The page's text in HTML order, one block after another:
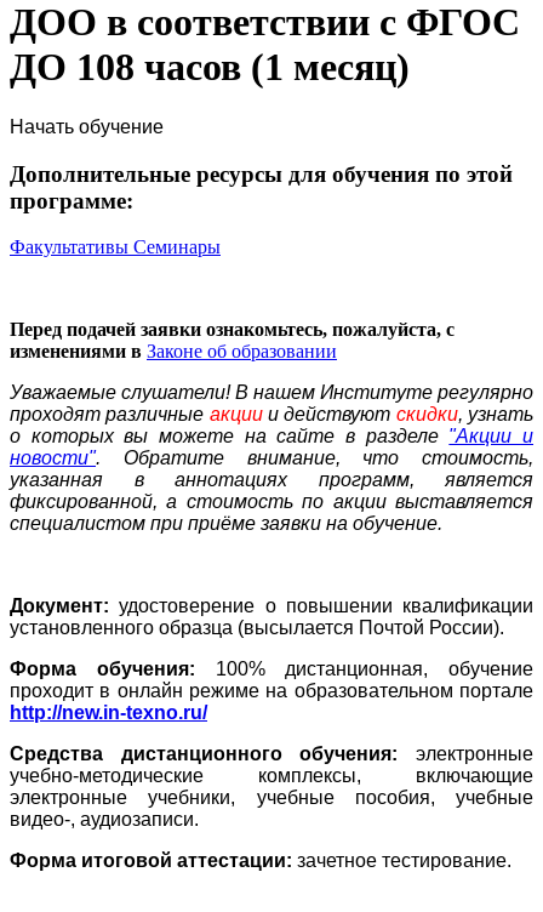
ДОО в соответствии с ФГОС
ДО 108 часов (1 месяц)
Начать обучение
Дополнительные ресурсы для обучения по этой
программе:
Факультативы Семинары
Перед подачей заявки ознакомьтесь, пожалуйста, с
изменениями в Законе об образовании
Уважаемые слушатели! В нашем Институте регулярно
проходят различные акциии действуют скидки, узнать
о которых вы можете на сайте в разделе "Акции и
новости". Обратите внимание, что стоимость,
указанная в аннотациях программ, является
фиксированной, а стоимость по акции выставляется
специалистом при приёме заявки на обучение.
Документ: удостоверение о повышении квалификации
установленного образца (высылается Почтой России).
Форма обучения: 100% дистанционная, обучение
проходит в онлайн режиме на образовательном портале
http://new.in-texno.ru/
Средства дистанционного обучения: электронные
учебно-методические комплексы, включающие
электронные учебники, учебные пособия, учебные
видео-, аудиозаписи.
Форма итоговой аттестации: зачетное тестирование.